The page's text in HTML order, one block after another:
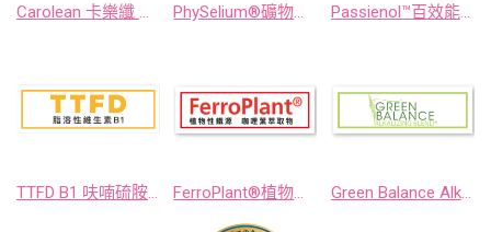
Carolean 卡樂纖 地中海植萃飽足感專家 PhySelium®礦物質Se-芥末籽硒萃取物 Passienol™百效能-時鐘果籽萃取物
TTFD B1 呋喃硫胺鹽酸鹽 FerroPlant®植物性鐵源-咖哩葉萃取物 Green Balance Alkalizing Blend®超鹼綠平衡-綠平衡綜合蔬果粉